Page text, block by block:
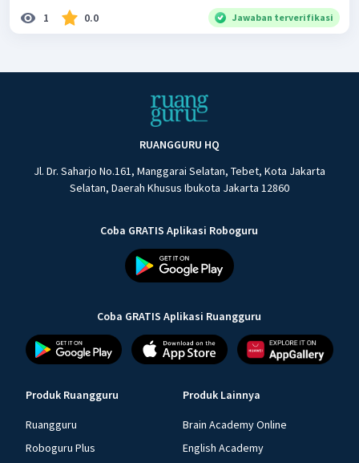
1 0.0 Jawaban terverifikasi
RUANGGURU HQ
Jl. Dr. Saharjo No.161, Manggarai Selatan, Tebet, Kota Jakarta
Selatan, Daerah Khusus Ibukota Jakarta 12860
Coba GRATIS Aplikasi Roboguru
Coba GRATIS Aplikasi Ruangguru
Produk Ruangguru
Ruangguru
Roboguru Plus
Produk Lainnya
Brain Academy Online
English Academy